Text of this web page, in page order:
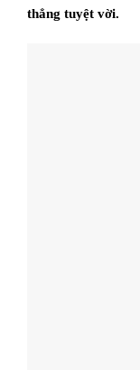
thẳng tuyệt vời.